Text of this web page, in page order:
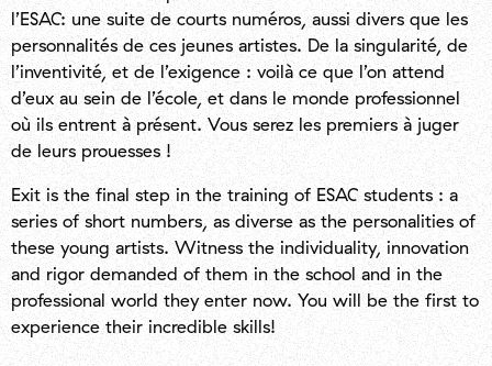
l’ESAC: une suite de courts numéros, aussi divers que les
personnalités de ces jeunes artistes. De la singularité, de
l’inventivité, et de l’exigence : voilà ce que l’on attend
d’eux au sein de l’école, et dans le monde professionnel
où ils entrent à présent. Vous serez les premiers à juger
de leurs prouesses !
Exit is the final step in the training of ESAC students : a
series of short numbers, as diverse as the personalities of
these young artists. Witness the individuality, innovation
and rigor demanded of them in the school and in the
professional world they enter now. You will be the first to
experience their incredible skills!